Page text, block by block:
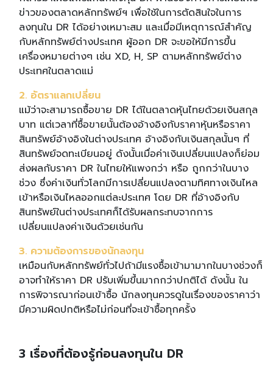
ข่าวของตลาดหลักทรัพย์ฯ เพื่อใช้ในการตัดสินใจในการ
ลงทุนใน DR ได้อย่างเหมาะสม และเมื่อมีเหตุการณ์สำคัญ
กับหลักทรัพย์ต่างประเทศ ผู้ออก DR จะขอให้มีการขึ้น
เครื่องหมายต่างๆ เช่น XD, H, SP ตามหลักทรัพย์ต่าง
ประเทศในตลาดแม่
2. อัตราแลกเปลี่ยน
แม้ว่าจะสามารถซื้อขาย DR ได้ในตลาดหุ้นไทยด้วยเงินสกุล
บาท แต่เวลาที่ซื้อขายนั้นต้องอ้างอิงกับราคาหุ้นหรือราคา
สินทรัพย์อ้างอิงในต่างประเทศ อ้างอิงกับเงินสกุลนั้นๆ ที่
สินทรัพย์จดทะเบียนอยู่ ดังนั้นเมื่อค่าเงินเปลี่ยนแปลงก็ย่อม
ส่งผลกับราคา DR ในไทยให้แพงกว่า หรือ ถูกกว่าในบาง
ช่วง ซึ่งค่าเงินทั่วโลกมีการเปลี่ยนแปลงตามทิศทางเงินไหล
เข้าหรือเงินไหลออกแต่ละประเทศ โดย DR ที่อ้างอิงกับ
สินทรัพย์ในต่างประเทศก็ได้รับผลกระทบจากการ
เปลี่ยนแปลงค่าเงินด้วยเช่นกัน
3. ความต้องการของนักลงทุน
เหมือนกับหลักทรัพย์ทั่วไปถ้ามีแรงซื้อเข้ามามากในบางช่วงก็
อาจทำให้ราคา DR ปรับเพิ่มขึ้นมากกว่าปกติได้ ดังนั้น ใน
การพิจารณาก่อนเข้าซื้อ นักลงทุนควรดูในเรื่องของราคาว่า
มีความผิดปกติหรือไม่ก่อนที่จะเข้าซื้อทุกครั้ง
3 เรื่องที่ต้องรู้ก่อนลงทุนใน DR